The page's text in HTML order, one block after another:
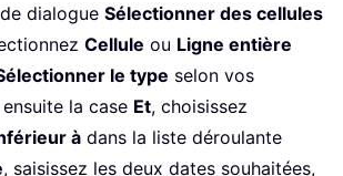
dialogue Sélectionner des cellules
Cellule ou Ligne entière
le type selon vos
la case Et, choisissez
à dans la liste déroulante
, saisissez les deux dates souhaitées,